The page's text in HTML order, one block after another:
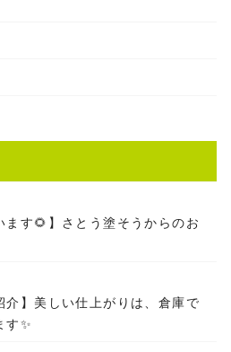
ます🌻】さとう塗そうからのお
介】美しい仕上がりは、倉庫で
す✨